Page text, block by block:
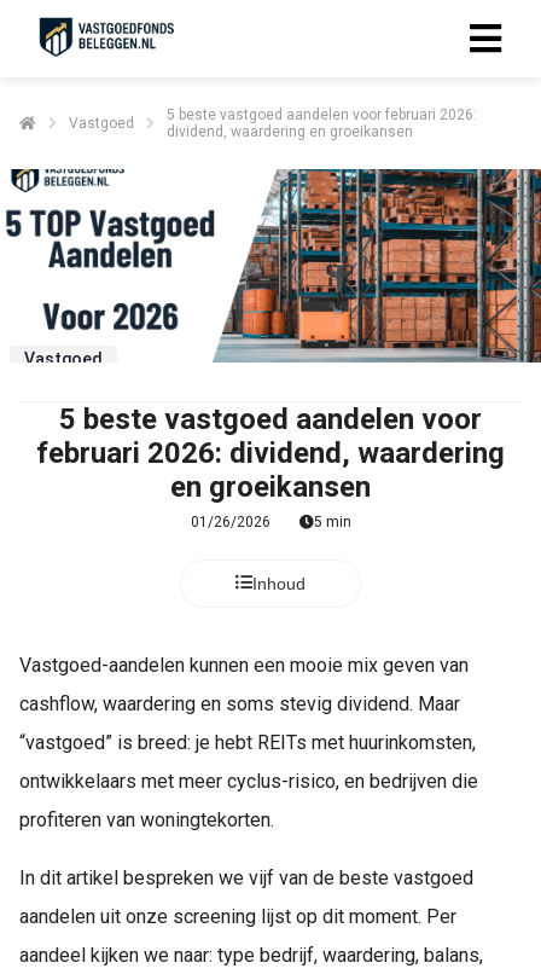
Vastgoed
5 beste vastgoed aandelen voor februari 2026:
dividend, waardering en groeikansen
Vastgoed
5 beste vastgoed aandelen voor
februari 2026: dividend, waardering
en groeikansen
01/26/2026 5 min
Inhoud
Vastgoed-aandelen kunnen een mooie mix geven van
cashflow, waardering en soms stevig dividend. Maar
“vastgoed” is breed: je hebt REITs met huurinkomsten,
ontwikkelaars met meer cyclus-risico, en bedrijven die
profiteren van woningtekorten.
In dit artikel bespreken we vijf van de beste vastgoed
aandelen uit onze screening lijst op dit moment. Per
aandeel kijken we naar: type bedrijf, waardering, balans,